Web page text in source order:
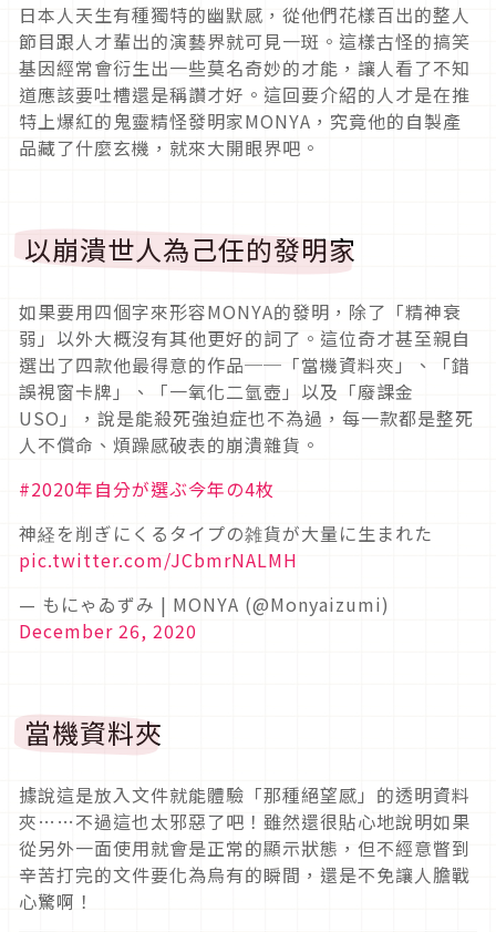
日本人天生有種獨特的幽默感，從他們花樣百出的整人
節目跟人才輩出的演藝界就可見一斑。這樣古怪的搞笑
基因經常會衍生出一些莫名奇妙的才能，讓人看了不知
道應該要吐槽還是稱讚才好。這回要介紹的人才是在推
特上爆紅的鬼靈精怪發明家MONYA，究竟他的自製產
品藏了什麼玄機，就來大開眼界吧。
以崩潰世人為己任的發明家
如果要用四個字來形容MONYA的發明，除了「精神衰
弱」以外大概沒有其他更好的詞了。這位奇才甚至親自
選出了四款他最得意的作品──「當機資料夾」、「錯
誤視窗卡牌」、「一氧化二氫壺」以及「廢課金
USO」，說是能殺死強迫症也不為過，每一款都是整死
人不償命、煩躁感破表的崩潰雜貨。
#2020年自分が選ぶ今年の4枚
神経を削ぎにくるタイプの雑貨が大量に生まれた
pic.twitter.com/JCbmrNALMH
— もにゃゐずみ | MONYA (@Monyaizumi)
December 26, 2020
當機資料夾
據說這是放入文件就能體驗「那種絕望感」的透明資料
夾……不過這也太邪惡了吧！雖然還很貼心地說明如果
從另外一面使用就會是正常的顯示狀態，但不經意瞥到
辛苦打完的文件要化為烏有的瞬間，還是不免讓人膽戰
心驚啊！